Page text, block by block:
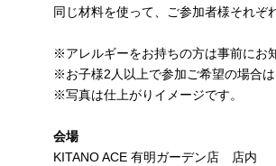
同じ材料を使って、ご参加者様それぞ
※アレルギーをお持ちの方は事前にお
※お子様2人以上で参加ご希望の場合
※写真は仕上がりイメージです。
会場
KITANO ACE 有明ガーデン店 店内